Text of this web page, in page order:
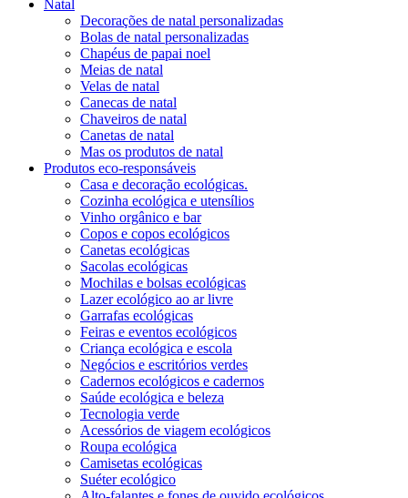
Natal
Decorações de natal personalizadas
Bolas de natal personalizadas
Chapéus de papai noel
Meias de natal
Velas de natal
Canecas de natal
Chaveiros de natal
Canetas de natal
Mas os produtos de natal
Produtos eco-responsáveis
Casa e decoração ecológicas.
Cozinha ecológica e utensílios
Vinho orgânico e bar
Copos e copos ecológicos
Canetas ecológicas
Sacolas ecológicas
Mochilas e bolsas ecológicas
Lazer ecológico ao ar livre
Garrafas ecológicas
Feiras e eventos ecológicos
Criança ecológica e escola
Negócios e escritórios verdes
Cadernos ecológicos e cadernos
Saúde ecológica e beleza
Tecnologia verde
Acessórios de viagem ecológicos
Roupa ecológica
Camisetas ecológicas
Suéter ecológico